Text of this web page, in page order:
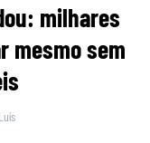
milhares
mesmo sem